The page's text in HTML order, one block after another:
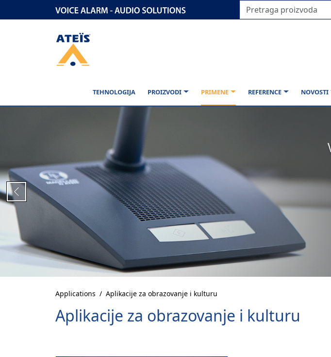
TEHNOLOGIJA PROIZVODI PRIMENE REFERENCE NOVOSTI
Previous
Applications Aplikacije za obrazovanje i kulturu
Aplikacije za obrazovanje i kulturu